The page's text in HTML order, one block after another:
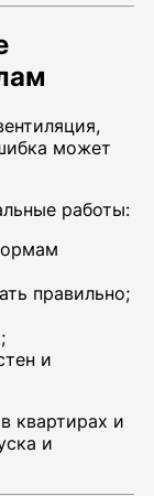
может
работы:
правильно;
и
квартирах и
и